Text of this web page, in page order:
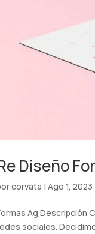
Diseño
corvata |Ago 1, 2023
Ag Descripción
sociales.